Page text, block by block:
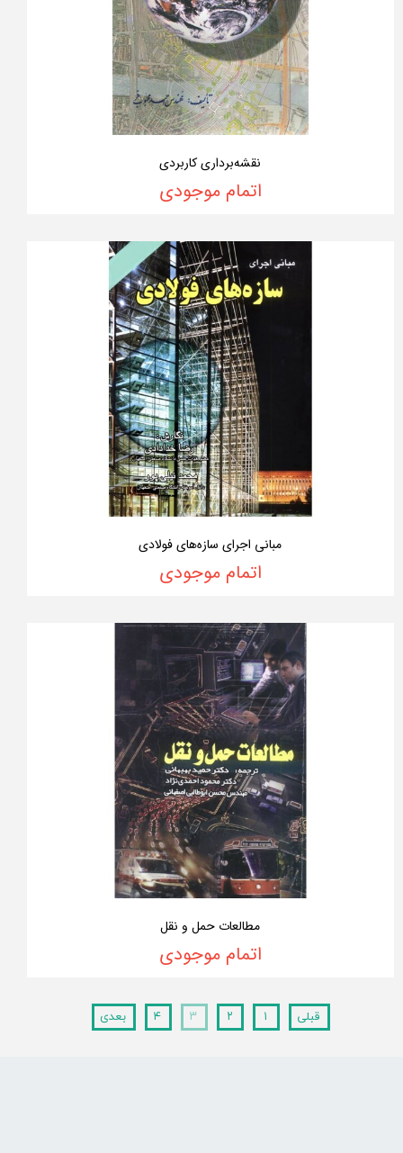
نقشه‌برداری کاربردی
اتمام موجودی
مبانی اجرای سازه‌های فولادی
اتمام موجودی
مطالعات حمل و نقل
اتمام موجودی
قبلی ۱ ۲ ۳ ۴ بعدی